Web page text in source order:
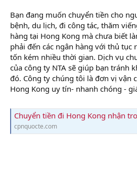
e
r
Bạn đang muốn chuyển tiền cho
bệnh, du lịch, đi công tác, thăm
hàng tại Hong Kong mà chưa biết
phải đến các ngân hàng với thủ tục
tốn kém nhiều thời gian. Dịch vụ
của công ty NTA sẽ giúp bạn tránh
đó. Công ty chúng tôi là đơn vị vận
Hong Kong uy tín- nhanh chóng -
Chuyển tiền đi Hong Kong nhận
cpnquocte.com